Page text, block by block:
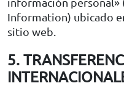
Information) ubicado
sitio web.
5.